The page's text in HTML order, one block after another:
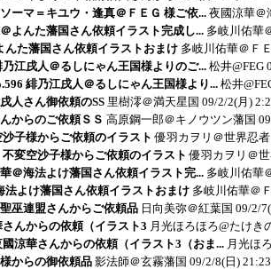
ーマ＝キユウ・逢真＠ＦＥＧ 様ご依... 夜國涼華＠
よんた藩国さん依頼イラスト完成し... 多岐川佑華
た藩国さん依頼イラストおまけ 多岐川佑華＠Ｆ
江戌人＠るしにゃん王国様よりのご... 松井@FEG
緋乃江戌人＠るしにゃん王国様より... 松井
人さん御依頼のSS 里樹澪＠満天星国 09/2/2(月)
からのご依頼ＳＳ 高原鋼一郎＠キノウツン藩国
子様からご依頼のイラスト 優羽カヲリ＠世界忍
変空沙子様からご依頼のイラスト 優羽カヲリ＠
＠海法よけ藩国さん依頼イラスト完... 多岐川佑華
法よけ藩国さん依頼イラストおまけ 多岐川佑華＠
巫連盟さんからご依頼品 日向美弥＠紅葉国 09/2/
んからの依頼（イラスト3 月光ほろほろ@たけき
國涼華さんからの依頼（イラスト3（おま... 月光ほ
からの御依頼品 影法師＠玄霧藩国 09/2/8(日) 21:23